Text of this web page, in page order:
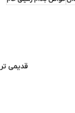
قدیمی تر